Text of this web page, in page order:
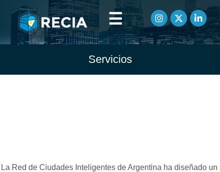
☰
Servicios
La Red de Ciudades Inteligentes de Argentina ha diseñado un